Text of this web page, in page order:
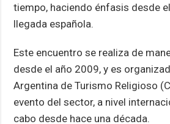
tiempo, haciendo énfasis desde
llegada española.
Este encuentro se realiza de
desde el año 2009, y es
Argentina de Turismo Religioso
evento del sector, a nivel
cabo desde hace una década.